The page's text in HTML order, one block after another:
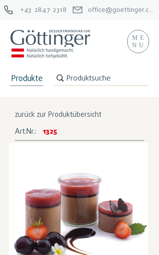
ME
NU
Produkte
+43 2847 2318 office@goettinger.com
zurück zur Produktübersicht
Art.Nr.: 1325